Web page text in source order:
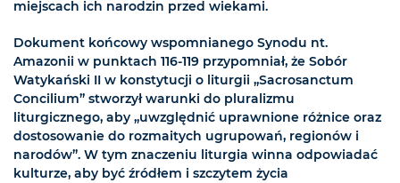
miejscach ich narodzin przed wiekami.
Dokument końcowy wspomnianego Synodu nt.
Amazonii w punktach 116-119 przypomniał, że Sobór
Watykański II w konstytucji o liturgii „Sacrosanctum
Concilium” stworzył warunki do pluralizmu
liturgicznego, aby „uwzględnić uprawnione różnice oraz
dostosowanie do rozmaitych ugrupowań, regionów i
narodów”. W tym znaczeniu liturgia winna odpowiadać
kulturze, aby być źródłem i szczytem życia